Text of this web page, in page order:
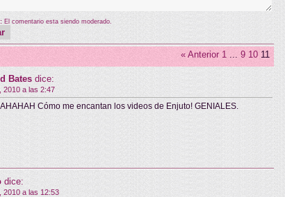
El comentario esta siendo moderado.
« Anterior 1 ... 9 10 11
Bates dice:
2010 a las 2:47
Cómo me encantan los videos de Enjuto! GENIALES.
dice:
2010 a las 12:53